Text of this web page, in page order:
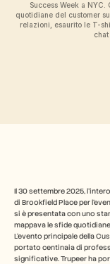
Success Week a
quotidiane del customer
relazioni, esaurito le T-
Il 30 settembre 2025,
di Brookfield Place per
si è presentata con uno
mappava le sfide
L'evento principale della
portato centinaia di
significative. Trupeer ha
RISORSE
Campioni del
Gestione del
Abilitazione alle
Pre-vendita
Marketing di prodotto
Successo del cliente
Formazione